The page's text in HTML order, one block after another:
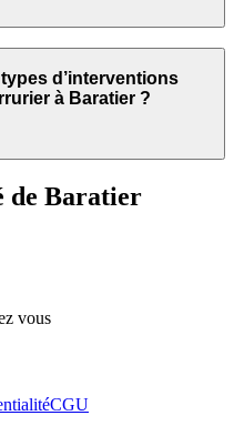
d’interventions
à Baratier ?
de Baratier
vous
CGU